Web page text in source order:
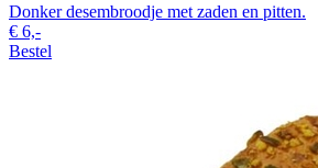
Donker desembroodje met zaden en pitten.
€ 6,-
Bestel